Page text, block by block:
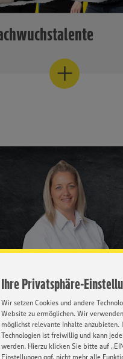
Ihre Privatsphäre-
Wir setzen Cookies und andere
Website zu ermöglichen. Wir
möglichst relevante Inhalte
Technologien ist freiwillig und kann
werden. Hierzu klicken Sie bitte auf
Einstellungen ggf. nicht mehr alle
ein Schülerpraktikum oder
wir beraten dich zu
Karrierestart bei der
Bauerngut
ist ein
der